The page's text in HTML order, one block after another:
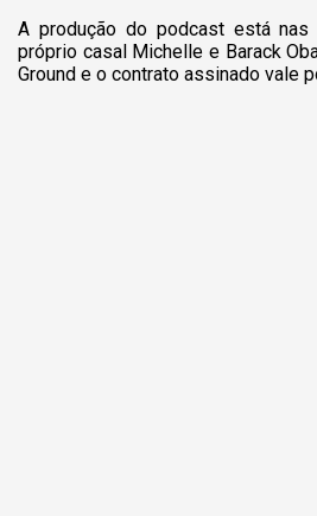
A produção do podcast está
próprio casal Michelle e Barack
Ground e o contrato assinado vale